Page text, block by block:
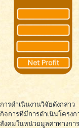
การดำเนินงานวิจัยดังกล่
กิจการที่มีการดำเนินโคร
สังคมในหน่วยมูลค่าทางการ